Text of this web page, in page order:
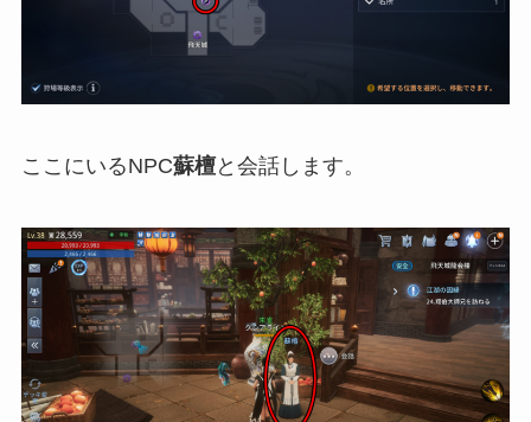
ここにいるNPC蘇檀と会話します。